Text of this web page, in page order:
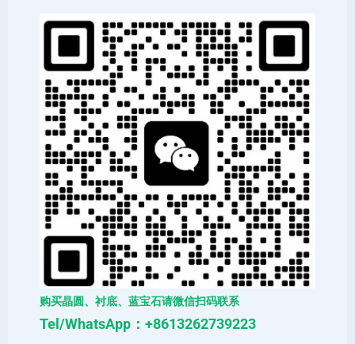
购买晶圆、衬底、蓝宝石请微信扫码联系
Tel/WhatsApp：+8613262739223